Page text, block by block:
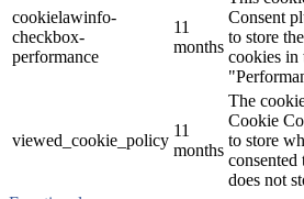
cookielawinfo-
checkbox-
performance
11
months
Consent
to store
cookies in
viewed_cookie_policy
11
months
The
Cookie
to store
consented
does not